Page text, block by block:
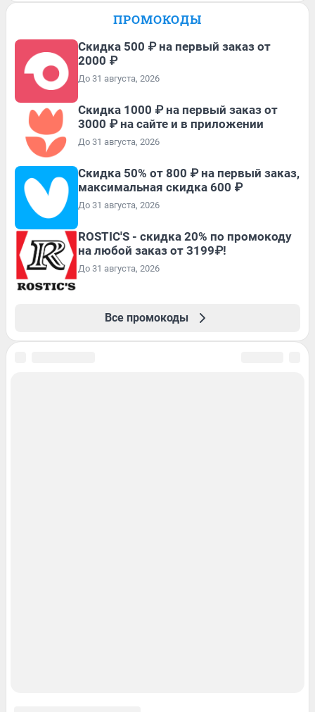
ПРОМОКОДЫ
Скидка 500 ₽ на первый заказ от
2000 ₽
До 31 августа, 2026
Скидка 1000 ₽ на первый заказ от
3000 ₽ на сайте и в приложении
До 31 августа, 2026
Скидка 50% от 800 ₽ на первый заказ,
максимальная скидка 600 ₽
До 31 августа, 2026
ROSTIC'S - скидка 20% по промокоду
на любой заказ от 3199₽!
До 31 августа, 2026
Все промокоды